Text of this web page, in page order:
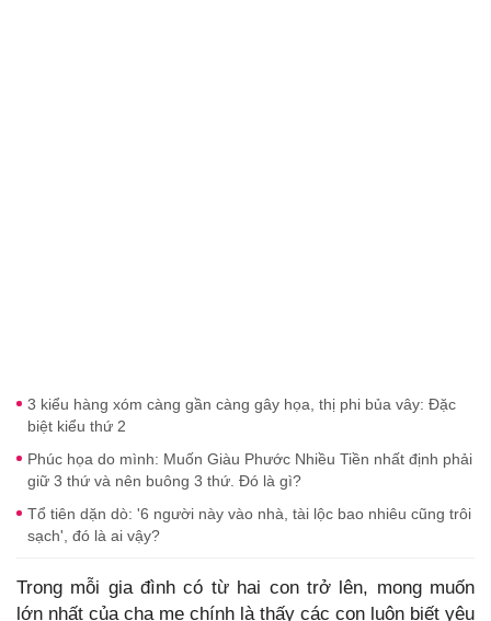
3 kiểu hàng xóm càng gần càng gây họa, thị phi bủa vây: Đặc
biệt kiểu thứ 2
Phúc họa do mình: Muốn Giàu Phước Nhiều Tiền nhất định phải
giữ 3 thứ và nên buông 3 thứ. Đó là gì?
Tổ tiên dặn dò: '6 người này vào nhà, tài lộc bao nhiêu cũng trôi
sạch', đó là ai vậy?
Trong mỗi gia đình có từ hai con trở lên, mong muốn
lớn nhất của cha mẹ chính là thấy các con luôn biết yêu